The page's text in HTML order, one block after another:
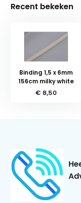
Recent bekeken
Binding 1,5 x 6mm
156cm milky white
€ 8,50